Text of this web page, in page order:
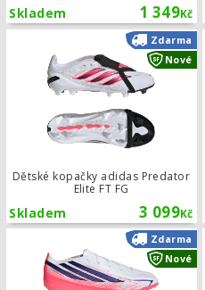
1 349Kč
Skladem
Dětské kopačky adidas Predator
Elite FT FG
3 099Kč
Skladem
Zdarma
Nové
Zdarma
Nové